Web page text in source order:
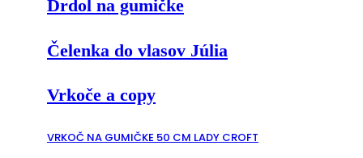
Drdol na gumičke
Čelenka do vlasov Júlia
Vrkoče a copy
VRKOČ NA GUMIČKE 50 CM LADY CROFT